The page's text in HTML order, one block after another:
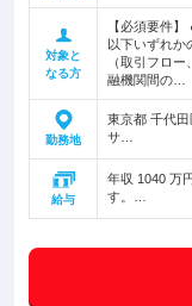
対象と
なる方
【必須要件
以下いずれか
（取引フロ
融機関間の…
勤務地
東京都 千代
サ…
給与
年収 1040 万
す。…